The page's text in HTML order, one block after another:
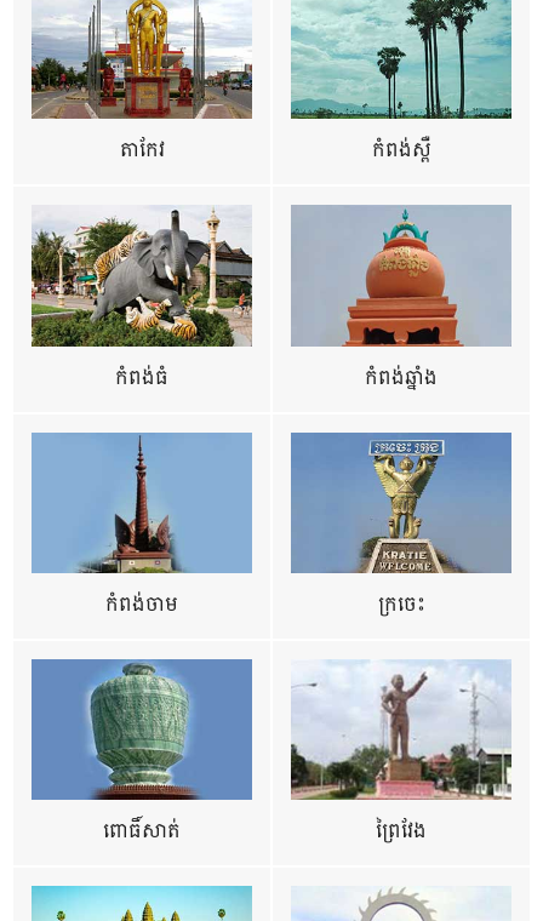
តាកែវ កំពង់ស្ពឺ
កំពង់ធំ កំពង់ឆ្នាំង
កំពង់ចាម ក្រចេះ
ពោធិ៍សាត់ ព្រៃវែង